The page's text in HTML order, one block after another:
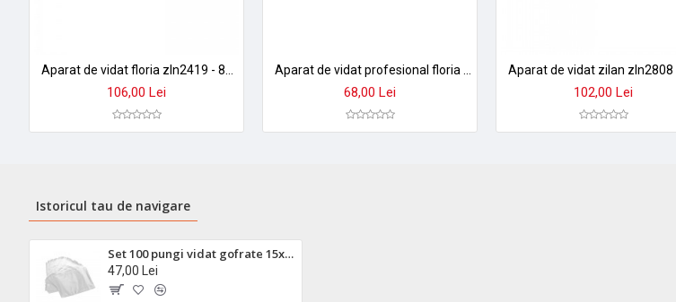
Aparat de vidat floria zln2419 - 80w, pungi pana la 30cm, sigilare rapida 10-20 secunde, 10 pungi incluse
106,00 Lei
Aparat de vidat profesional floria zln3836 - conserva prospetimea alimentelor
68,00 Lei 102,00 Lei
Istoricul tau de navigare
Set 100 pungi vidat gofrate 15x30cm - pentru aparate cu aspiratie externa
47,00 Lei